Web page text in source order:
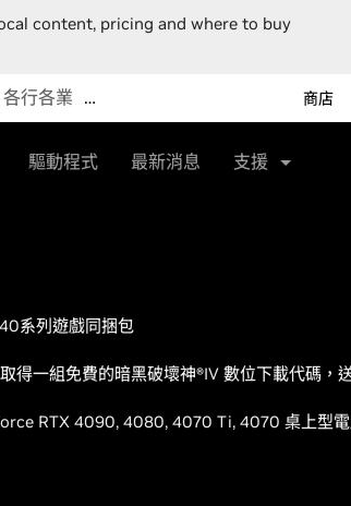
content, pricing and where to buy
各行各業 … 商店
驅動程式 最新消息 支援
系列遊戲同捆包
得一組免費的暗黑破壞神®IV 數位下載代碼，
RTX 4090, 4080, 4070 Ti, 4070 桌上型電